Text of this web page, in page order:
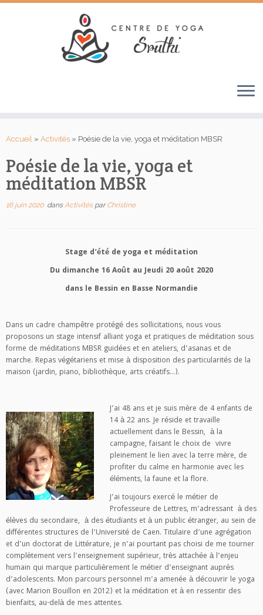
auAccueil » Activités » Poésie de la vie, yoga et méditation MBSR
Poésie de la vie, yoga et
méditation MBSR
16 juin 2020dansActivités parChristine
Stage d’été de yoga et méditation
Du dimanche 16 Août au Jeudi 20 août 2020
dans le Bessin en Basse Normandie
Dans un cadre champêtre protégé des sollicitations, nous vous
proposons un stage intensif alliant yoga et pratiques de méditation sous
forme de méditations MBSR guidées et en ateliers, d’asanas et de
marche. Repas végétariens et mise à disposition des particularités de la
maison (jardin, piano, bibliothèque, arts créatifs…).
J’ai 48 ans et je suis mère de 4 enfants de
14 à 22 ans. Je réside et travaille
actuellement dans le Bessin, à la
campagne, faisant le choix de vivre
pleinement le lien avec la terre mère, de
profiter du calme en harmonie avec les
éléments, la faune et la flore.
J’ai toujours exercé le métier de
Professeure de Lettres, m’adressant à des
élèves du secondaire, à des étudiants et à un public étranger, au sein de
différentes structures de l’Université de Caen. Titulaire d’une agrégation
et d’un doctorat de Littérature, je n’ai pourtant pas choisi de me tourner
complètement vers l’enseignement supérieur, très attachée à l’enjeu
humain qui marque particulièrement le métier d’enseignant auprès
d’adolescents. Mon parcours personnel m’a amenée à découvrir le yoga
(avec Marion Bouillon en 2012) et la méditation et à en ressentir des
bienfaits, au-delà de mes attentes.